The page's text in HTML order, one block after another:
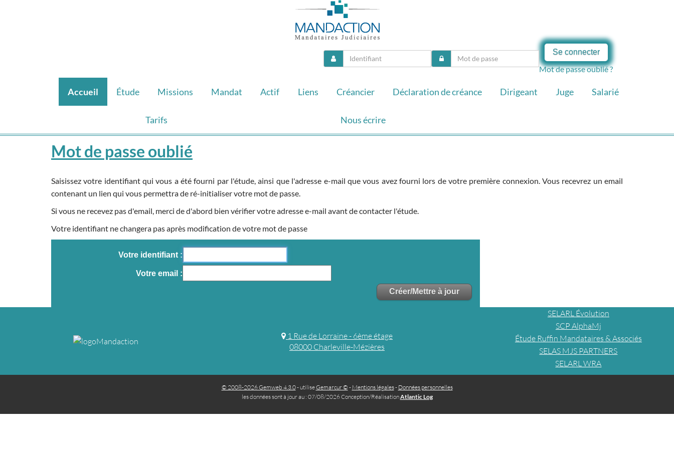
Se connecter
Mot de passe oublié ?
Accueil Étude Missions Mandat Actif Liens Créancier Déclaration de créance Dirigeant Juge Salarié
Tarifs Nous écrire
Mot de passe oublié
Saisissez votre identifiant qui vous a été fourni par l'étude, ainsi que l'adresse e-mail que vous avez fourni lors de votre première connexion. Vous recevrez un email
contenant un lien qui vous permettra de ré-initialiser votre mot de passe.
Si vous ne recevez pas d'email, merci de d'abord bien vérifier votre adresse e-mail avant de contacter l'étude.
Votre identifiant ne changera pas après modification de votre mot de passe
Votre identifiant
Votre email
1 Rue de Lorraine - 6ème étage
08000 Charleville-Mézières
SELARL Évolution
SCP AlphaMj
Étude Ruffin Mandataires & Associés
SELAS MJS PARTNERS
SELARL WRA
© 2008-2026 Gemweb 4.3.0- utiliseGemarcur © - Mentions légales- Données personnelles
les données sont à jour au : 07/08/2026 Conception/RéalisationAtlantic Log